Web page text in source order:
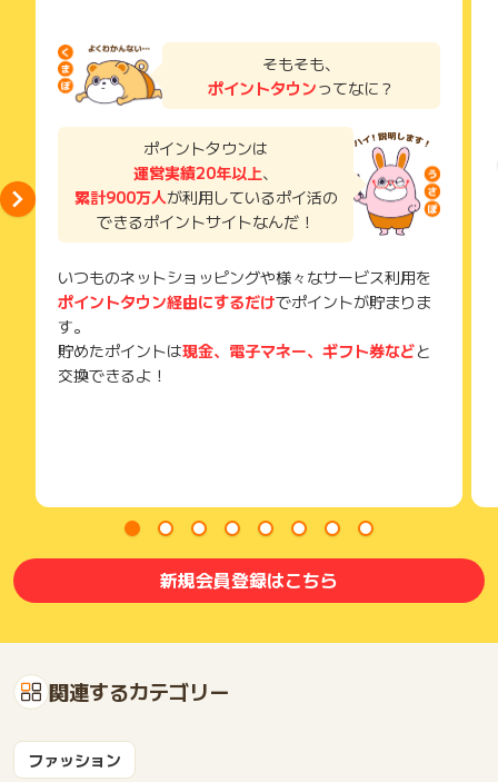
了などのメールは、ポイント獲得するまで必ず保管してくださ
獲得待ち・獲得失敗の状態でお問い合わせされる際に、該当の
メールを送っていただく場合がございます。
そのため、紛失・破棄された場合は対応いたしかねますので、
ご注意ください。
(※) SafariやChromeなどwebサイトを表示するアプリのこと
※キャンセル・不備・いたずら・商品受取拒否及び不着、返品の
場合はポイント獲得対象外です。
そもそも、
ポイントタウンってなに？
ポイントタウンは
運営実績20年以上、
累計900万人が利用しているポイ活の
できるポイントサイトなんだ！
いつものネットショッピングや様々なサービス利用を
ポイントタウン経由にするだけでポイントが貯まりま
す。
貯めたポイントは現金、電子マネー、ギフト券などと
交換できるよ！
新規会員登録はこちら
関連するカテゴリー
ファッション